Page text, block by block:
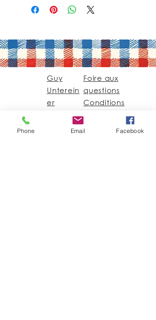
Guy
Unterein
er
Propos
Foire aux
questions
Conditions
Générales de
vente
Phone Email Facebook